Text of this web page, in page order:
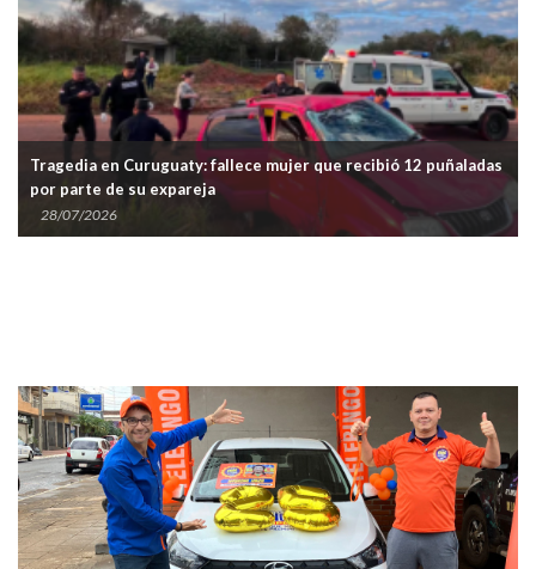
Tragedia en Curuguaty: fallece mujer que recibió 12 puñaladas
por parte de su expareja
28/07/2026